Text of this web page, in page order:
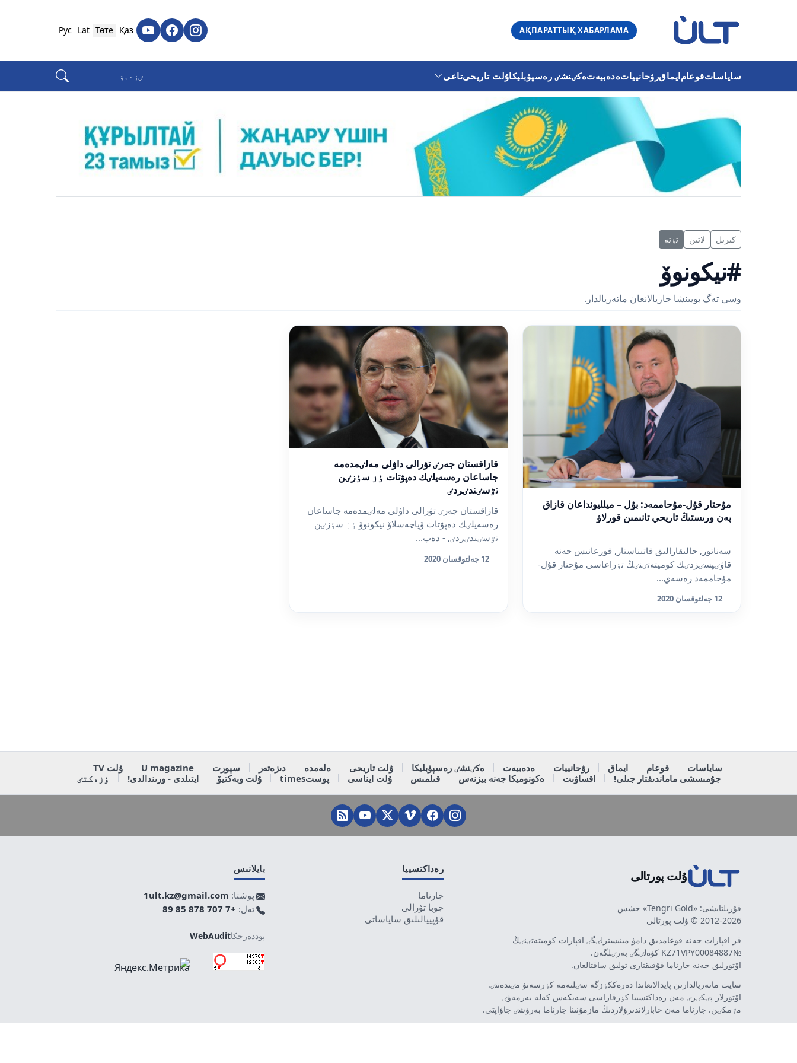
АҚПАРАТТЫҚ ХАБАРЛАМА
Қаз
Төте
Lat
Рус
ساياساتقوعامايماقرۋحانيياتەدەبيەتەكٸنشٸ رەسپۋبليكاۇلت تاريحىتاعى
كىرىل لاتىن تٶتە
#نيكونوۆ
وسى تەگ بويىنشا جاريالانعان ماتەريالدار.
مۇحتار قۇل-مۇحاممەد: بۇل – ميلليونداعان قازاق
پەن ورىستىڭ تاريحي تانىمىن قورلاۋ
سەناتور, حالىقارالىق قاتىناستار, قورعانىس جەنە
قاۋٸپسٸزدٸك كوميتەتٸنٸڭ تٶراعاسى مۇحتار قۇل-
مۇحاممەد رەسەي...
12 جەلتوقسان 2020
قازاقستان جەرٸ تۋرالى داۋلى مەلٸمدەمە
جاساعان رەسەيلٸك دەپۋتات ٶز سٶزٸن
تٷسٸندٸردٸ
قازاقستان جەرٸ تۋرالى داۋلى مەلٸمدەمە جاساعان
رەسەيلٸك دەپۋتات ۆياچەسلاۆ نيكونوۆ ٶز سٶزٸن
تٷسٸندٸردٸ, - دەپ...
12 جەلتوقسان 2020
ساياسات قوعام ايماق رۋحانييات ەدەبيەت ەكٸنشٸ رەسپۋبليكا ۇلت تاريحى ەلەمدە دىزەتەر سپورت U magazine
ۇلت TV
جۇمىسشى ماماندىقتار جىلى!
اقساۋىت ەكونوميكا جەنە بيزنەس قىلمىس ۇلت ايناسى پوستtimes ۇلت وبەكتيۆ ايتىلدى - ورىندالدى! ٶزەكتٸ
ۇلت پورتالى
قۇرىلتايشى: «Tengri Gold» جشس
2012-2026 © ۇلت پورتالى
قر اقپارات جەنە قوعامدىق دامۋ مينيسترلٸگٸ اقپارات كوميتەتٸنٸڭ
№KZ71VPY00084887 كۋەلٸگٸ بەرٸلگەن.
اۆتورلىق جەنە جارناما قۇقىقتارى تولىق ساقتالعان.
سايت ماتەريالدارىن پايدالانعاندا دەرەككٶزگە سٸلتەمە كٶرسەتۋ مٸندەتتٸ.
اۆتورلار پٸكٸرٸ مەن رەداكتسييا كٶزقاراسى سەيكەس كەلە بەرمەۋٸ
مٷمكٸن. جارناما مەن حابارلاندىرۋلاردىڭ مازمۇنىنا جارناما بەرۋشٸ جاۋاپتى.
رەداكتسييا
جارناما
جوبا تۋرالى
قۇپييالىلىق ساياساتى
بايلانىس
پوشتا: 1ult.kz@gmail.com
تەل: +7 707 878 85 89
پوددەرجكاWebAudit